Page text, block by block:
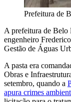
Prefeitura de
A prefeitura de Belo
engenheiro
Gestão de Águas
A pasta era
Obras e
setembro, quando a
apura crimes